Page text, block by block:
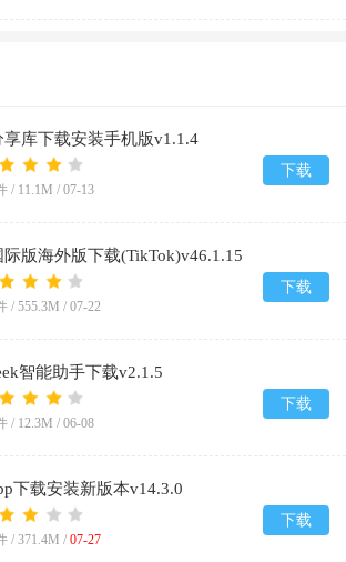
享库下载安装手机版v1.1.4
/ 11.1M / 07-13
下载
际版海外版下载(TikTok)v46.1.15
/ 555.3M / 07-22
下载
智能助手下载v2.1.5
/ 12.3M / 06-08
下载
下载安装新版本v14.3.0
/ 371.4M / 07-27
下载